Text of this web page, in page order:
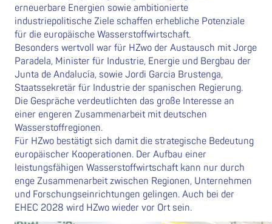
erneuerbare Energien sowie ambitionierte
industriepolitische Ziele schaffen erhebliche Potenziale
für die europäische Wasserstoffwirtschaft.
Besonders wertvoll war für HZwo der Austausch mit Jorge
Paradela, Minister für Industrie, Energie und Bergbau der
Junta de Andalucía, sowie Jordi Garcia Brustenga,
Staatssekretär für Industrie der spanischen Regierung.
Die Gespräche verdeutlichten das große Interesse an
einer engeren Zusammenarbeit mit deutschen
Wasserstoffregionen.
Für HZwo bestätigt sich damit die strategische Bedeutung
europäischer Kooperationen. Der Aufbau einer
leistungsfähigen Wasserstoffwirtschaft kann nur durch
enge Zusammenarbeit zwischen Regionen, Unternehmen
und Forschungseinrichtungen gelingen. Auch bei der
EHEC 2028 wird HZwo wieder vor Ort sein.